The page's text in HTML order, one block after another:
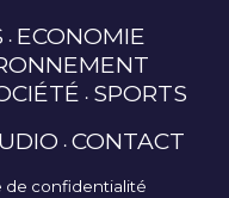
ECONOMIE
SPORTS
CONTACT
de confidentialité